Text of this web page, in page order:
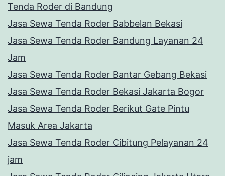
Tenda Roder di Bandung
Jasa Sewa Tenda Roder Babbelan Bekasi
Jasa Sewa Tenda Roder Bandung Layanan 24
Jam
Jasa Sewa Tenda Roder Bantar Gebang Bekasi
Jasa Sewa Tenda Roder Bekasi Jakarta Bogor
Jasa Sewa Tenda Roder Berikut Gate Pintu
Masuk Area Jakarta
Jasa Sewa Tenda Roder Cibitung Pelayanan 24
jam